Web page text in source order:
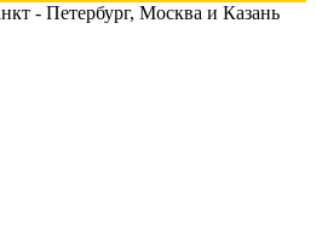
- Петербург, Москва и Казань